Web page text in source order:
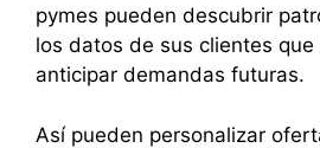
pymes pueden descubrir
los datos de sus clientes que
anticipar demandas futuras.
Así pueden personalizar